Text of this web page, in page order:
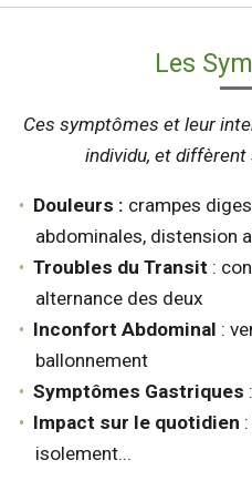
Les
Ces symptômes et leur
individu, et
Douleurs : crampes
abdominales, distension
Troubles du Transit :
alternance des deux
Inconfort Abdominal :
ballonnement
Symptômes Gastriques
Impact sur le quotidien
isolement...